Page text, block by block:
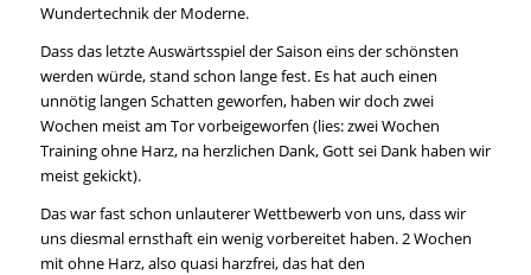
Wundertechnik der Moderne.
Dass das letzte Auswärtsspiel der Saison eins der schönsten
werden würde, stand schon lange fest. Es hat auch einen
unnötig langen Schatten geworfen, haben wir doch zwei
Wochen meist am Tor vorbeigeworfen (lies: zwei Wochen
Training ohne Harz, na herzlichen Dank, Gott sei Dank haben wir
meist gekickt).
Das war fast schon unlauterer Wettbewerb von uns, dass wir
uns diesmal ernsthaft ein wenig vorbereitet haben. 2 Wochen
mit ohne Harz, also quasi harzfrei, das hat den